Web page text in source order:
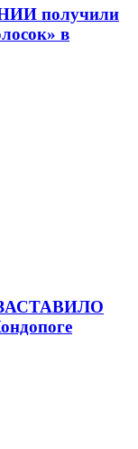
получили
в